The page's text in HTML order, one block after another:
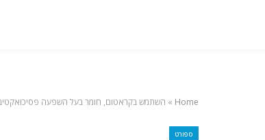
Home
» השתמש בקראטום, חומר בעל השפעה
ספורט